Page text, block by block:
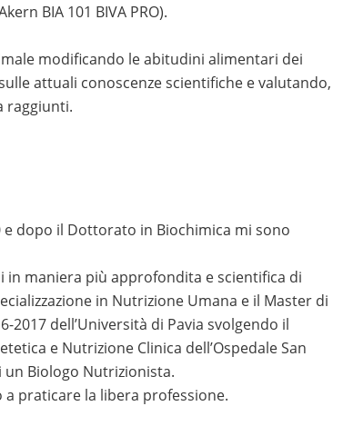
BIA 101 BIVA PRO).
modificando le abitudini alimentari dei
attuali conoscenze scientifiche e valutando,
raggiunti.
e dopo il Dottorato in Biochimica mi sono
maniera più approfondita e scientifica di
in Nutrizione Umana e il Master di
2017 dell’Università di Pavia svolgendo il
e Nutrizione Clinica dell’Ospedale San
Biologo Nutrizionista.
praticare la libera professione.